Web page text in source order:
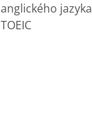
anglického jazyka
TOEIC